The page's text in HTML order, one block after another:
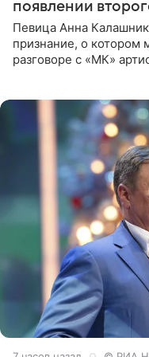
появлении
Певица Анна
признание, о котором
разговоре с «МК»